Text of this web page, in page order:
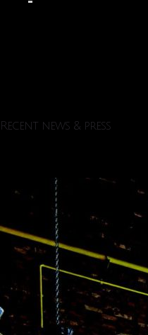
Recent news & press